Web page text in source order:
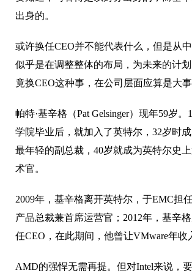
出身的。
或许换任CEO并不能代表什么，但是从
似乎是在调整整体的布局，为未来的计
竟换CEO这种事，在公司层面应算是大事
帕特·基辛格（Pat Gelsinger）现年59岁
学院毕业后，就加入了英特尔，32岁时
最年轻的副总裁，40岁就成为英特尔史
术官。
2009年，基辛格离开英特尔，于EMC担
产品总裁兼首席运营官；2012年，基辛
任CEO，在此期间，他曾让VMware年收
AMD的强悍无需再提。但对Intel来说，